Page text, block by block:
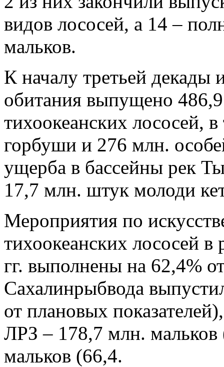
видов лососей, а 14 –
мальков.
К началу третьей декады
обитания выпущено
тихоокеанских лососей,
горбуши и 276 млн.
ущерба в бассейны рек
17,7 млн. штук молоди
Мероприятия по
тихоокеанских лососей
гг. выполнены на 62,4%
Сахалинрыбвода
от плановых
ЛРЗ – 178,7 млн.
мальков (66,4.